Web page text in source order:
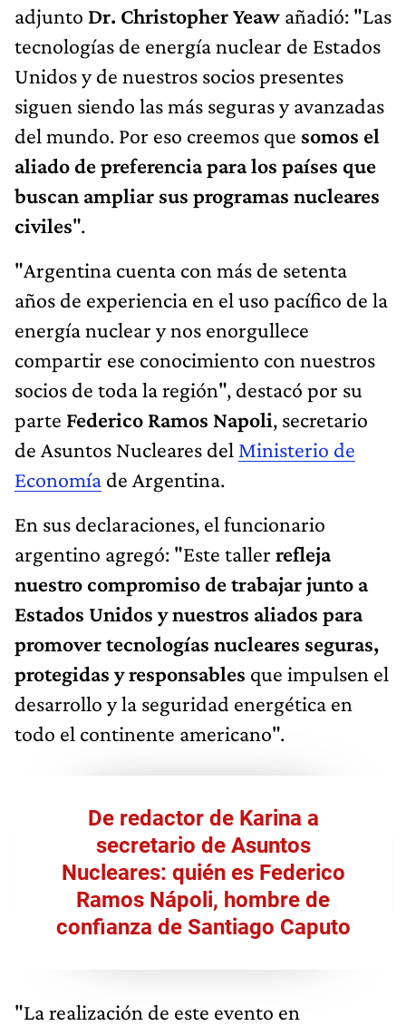
adjunto Dr. Christopher Yeaw añadió: "Las
tecnologías de energía nuclear de Estados
Unidos y de nuestros socios presentes
siguen siendo las más seguras y avanzadas
del mundo. Por eso creemos que somos el
aliado de preferencia para los países que
buscan ampliar sus programas nucleares
civiles".
"Argentina cuenta con más de setenta
años de experiencia en el uso pacífico de la
energía nuclear y nos enorgullece
compartir ese conocimiento con nuestros
socios de toda la región", destacó por su
parte Federico Ramos Napoli, secretario
de Asuntos Nucleares del Ministerio de
Economía de Argentina.
En sus declaraciones, el funcionario
argentino agregó: "Este taller refleja
nuestro compromiso de trabajar junto a
Estados Unidos y nuestros aliados para
promover tecnologías nucleares seguras,
protegidas y responsables que impulsen el
desarrollo y la seguridad energética en
todo el continente americano".
De redactor de Karina a
secretario de Asuntos
Nucleares: quién es Federico
Ramos Nápoli, hombre de
confianza de Santiago Caputo
"La realización de este evento en